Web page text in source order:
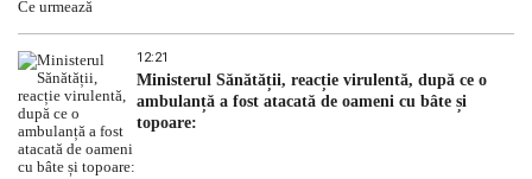
12:21
Ministerul Sănătății, reacție virulentă, după ce o
ambulanță a fost atacată de oameni cu bâte și
topoare: